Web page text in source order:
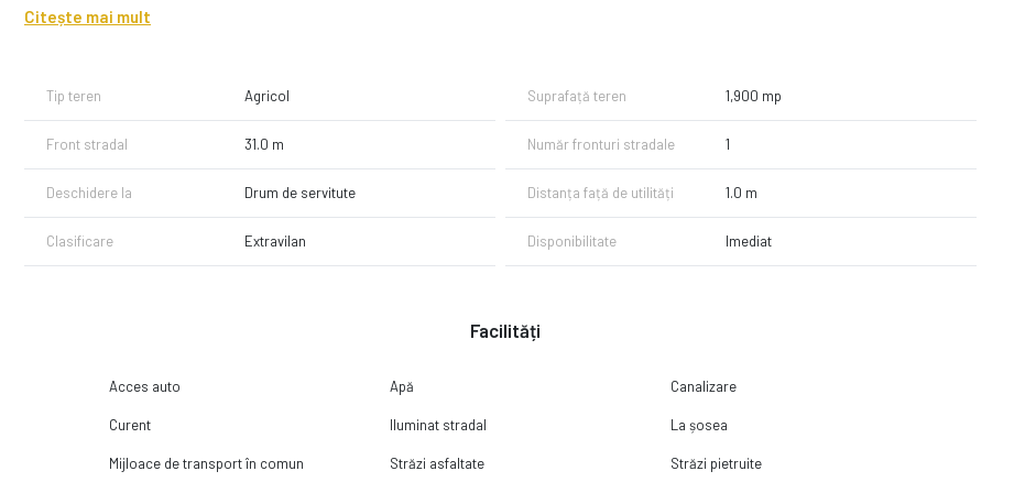
care dispune la drum de urmatoarele utilitati: apa, canalizare, electricitate.
Citește mai mult
Tip teren Agricol Suprafață teren 1,900 mp
Front stradal 31.0 m Număr fronturi stradale 1
Deschidere la Drum de servitute Distanța față de utilități 1.0 m
Clasificare Extravilan Disponibilitate Imediat
Facilități
Acces auto Apă Canalizare
Curent Iluminat stradal La șosea
Mijloace de transport în comun Străzi asfaltate Străzi pietruite